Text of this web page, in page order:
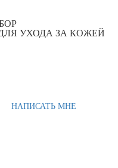
УХОДА ЗА КОЖЕЙ
НАПИСАТЬ МНЕ